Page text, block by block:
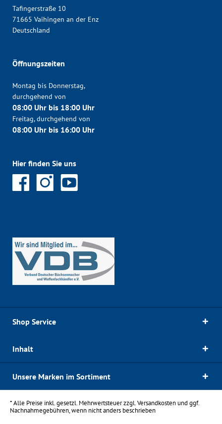
Tafingerstraße 10
71665 Vaihingen an der Enz
Deutschland
Öffnungszeiten
Montag bis Donnerstag,
durchgehend von
08:00 Uhr bis 18:00 Uhr
Freitag, durchgehend von
08:00 Uhr bis 16:00 Uhr
Hier finden Sie uns
Shop Service
Inhalt
Unsere Marken im Sortiment
* Alle Preise inkl. gesetzl. Mehrwertsteuer zzgl.Versandkostenund ggf.
Nachnahmegebühren, wenn nicht anders beschrieben